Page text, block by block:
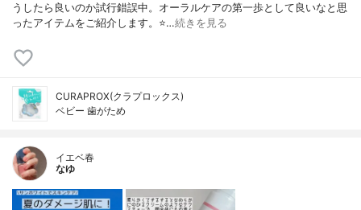
うしたら良いのか試行錯誤中。オーラルケアの第一歩として良いなと思
ったアイテムをご紹介します。⭐…続きを見る
CURAPROX(クラプロックス)
ベビー 歯がため
イエベ春
なゆ